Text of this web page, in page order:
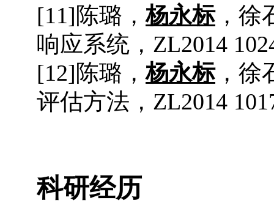
[11] 陈璐，杨永标，徐
响应系统 ， ZL2014
[12] 陈璐，杨永标，徐
评估方法 ， ZL2014
科研经历